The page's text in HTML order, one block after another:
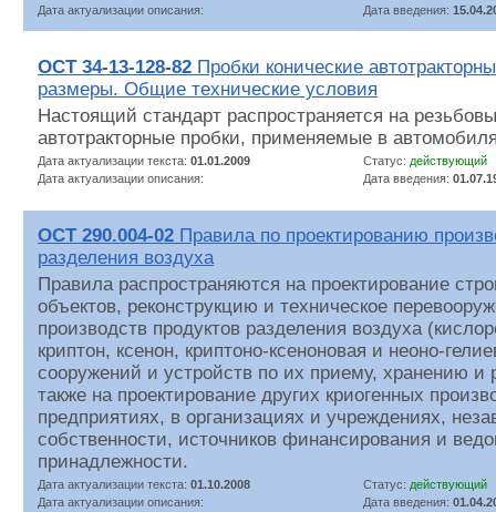
Дата актуализации описания:
Дата введения:
ОСТ 34-13-128-82 Пробки конические
размеры. Общие технические условия
Настоящий стандарт распространяется на
автотракторные пробки, применяемые в
Дата актуализации текста: 01.01.2009 Статус: действующий
Дата актуализации описания:
Дата введения:
ОСТ 290.004-02 Правила по проектированию
разделения воздуха
Правила распространяются на проектирование
объектов, реконструкцию и техническое
производств продуктов разделения воздуха
криптон, ксенон, криптоно-ксеноновая и неоно-
сооружений и устройств по их приему, хранению и
также на проектирование других криогенных
предприятиях, в организациях и учреждениях,
собственности, источников финансирования и
принадлежности.
Дата актуализации текста: 01.10.2008 Статус: действующий
Дата актуализации описания:
Дата введения: